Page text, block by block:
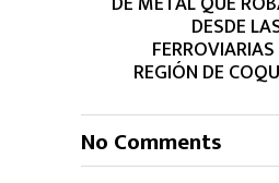
DESDE
REGIÓN DE
No Comments